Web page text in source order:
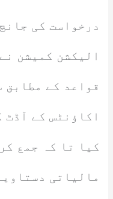
درخواست کی
الیکشن کمیشن
قواعد کے مطابق
اکاؤنٹس کے آڈٹ
کیا تا کہ جمع
مالیاتی